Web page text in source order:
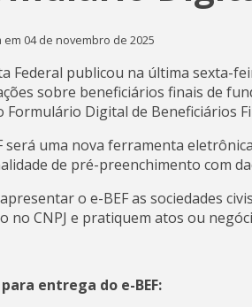
em 04 de novembro de 2025
Federal publicou na última sexta-
sobre beneficiários finais de
Formulário Digital de Beneficiários
será uma nova ferramenta
de pré-preenchimento com
o e-BEF as sociedades
no CNPJ e pratiquem atos ou
entrega do e-BEF: